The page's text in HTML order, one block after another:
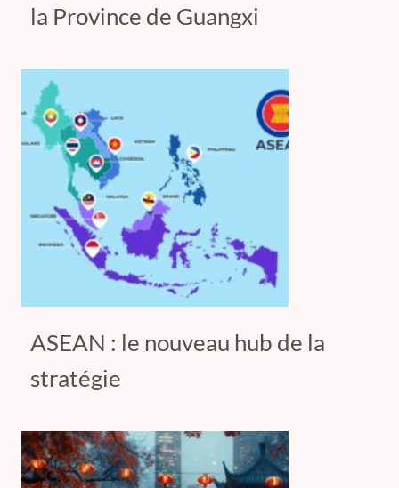
la Province de Guangxi
ASEAN : le nouveau hub de la
stratégie